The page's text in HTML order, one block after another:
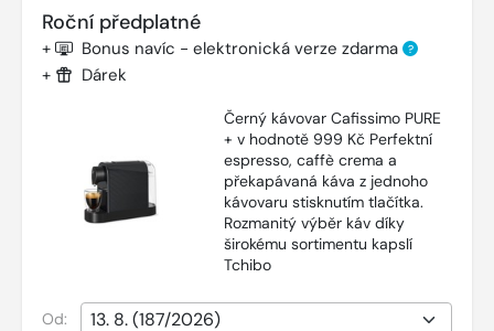
Roční předplatné
+ Bonus navíc - elektronická verze zdarma ?
+ Dárek
Černý kávovar Cafissimo PURE
+ v hodnotě 999 Kč Perfektní
espresso, caffè crema a
překapávaná káva z jednoho
kávovaru stisknutím tlačítka.
Rozmanitý výběr káv díky
širokému sortimentu kapslí
Tchibo
Od: